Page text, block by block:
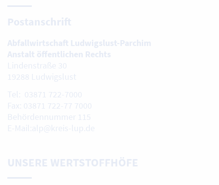
Postanschrift
Abfallwirtschaft Ludwigslust-Parchim
Anstalt öffentlichen Rechts
Lindenstraße 30
19288 Ludwigslust
Tel: 03871 722-7000
Fax: 03871 722-77 7000
Behördennummer 115
E-Mail:alp@kreis-lup.de
UNSERE WERTSTOFFHÖFE